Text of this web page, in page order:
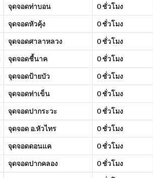
จุดจอดท่าบอน 0 ชั่วโมง
จุดจอดหัวคุ้ง 0 ชั่วโมง
จุดจอดศาลาหลวง 0 ชั่วโมง
จุดจอดชี้นาค 0 ชั่วโมง
จุดจอดป้ายบัว 0 ชั่วโมง
จุดจอดท่าเข็น 0 ชั่วโมง
จุดจอดปากระวะ 0 ชั่วโมง
จุดจอด อ.หัวไทร 0 ชั่วโมง
จุดจอดดอนแค 0 ชั่วโมง
จุดจอดปากคลอง 0 ชั่วโมง